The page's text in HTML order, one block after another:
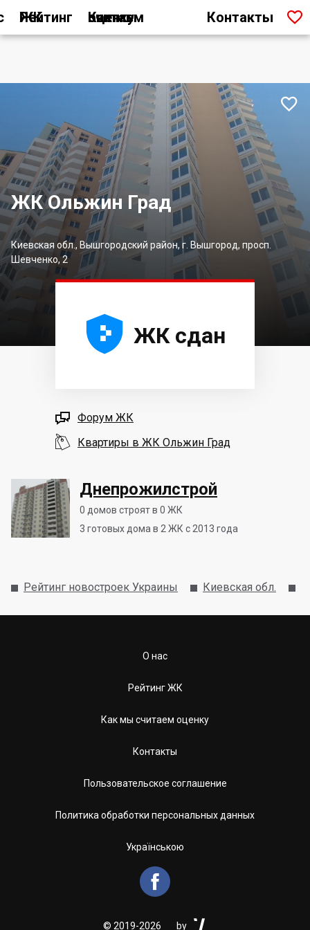
Рейтинг ЖК Как мы считаем оценку Контакты 
ЖК Ольжин Град
Киевская обл., Вышгородский район, г. Вышгород, просп.
Шевченко, 2

Днепрожилстрой
0 домов строят в 0 ЖК
3 готовых дома в 2 ЖК с 2013 года




 ЖК сдан
 Форум ЖК
 Квартиры в ЖК Ольжин Град
Рейтинг новостроек Украины Киевская обл.
О нас
Рейтинг ЖК
Как мы считаем оценку
Контакты
Пользовательское соглашение
Политика обработки персональных данных
Українською

© 2019-2026 by 